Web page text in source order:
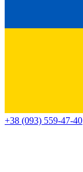
+38 (093) 559-47-40